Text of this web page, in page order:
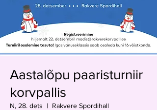
Aastalõpu paaristurniir
korvpallis
N, 28. dets
  |
Rakvere Spordihall